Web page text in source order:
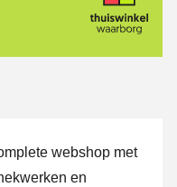
webshop met
en